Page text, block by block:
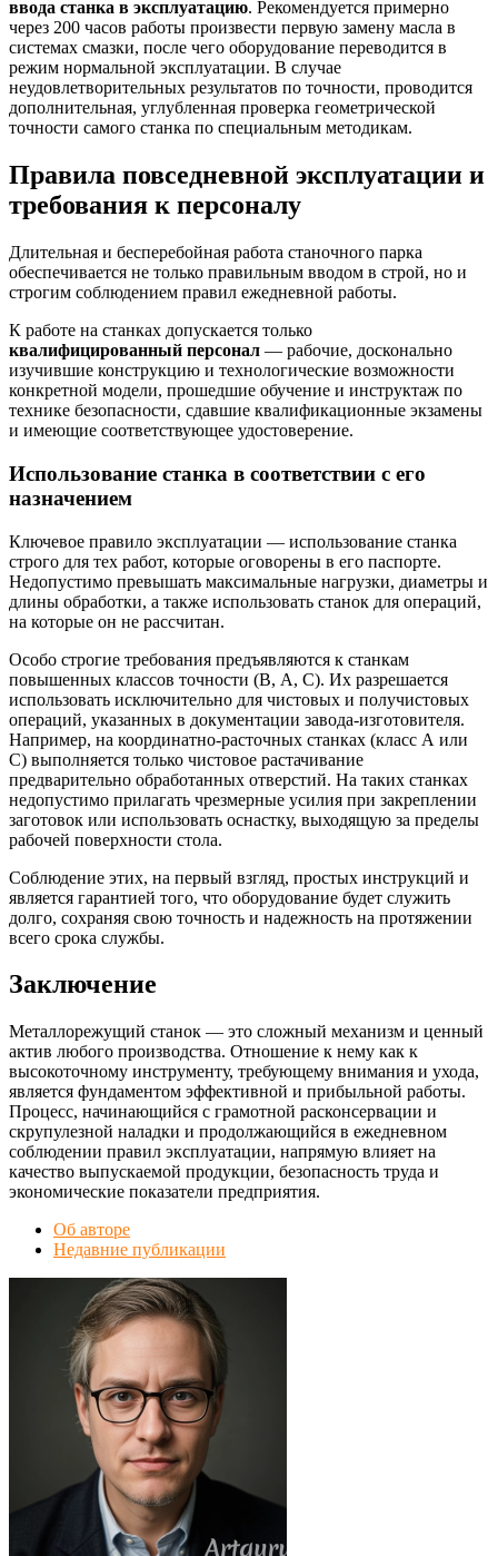
ввода станка в эксплуатацию. Рекомендуется примерно
через 200 часов работы произвести первую замену масла в
системах смазки, после чего оборудование переводится в
режим нормальной эксплуатации. В случае
неудовлетворительных результатов по точности, проводится
дополнительная, углубленная проверка геометрической
точности самого станка по специальным методикам.
Правила повседневной эксплуатации и
требования к персоналу
Длительная и бесперебойная работа станочного парка
обеспечивается не только правильным вводом в строй, но и
строгим соблюдением правил ежедневной работы.
К работе на станках допускается только
квалифицированный персонал — рабочие, досконально
изучившие конструкцию и технологические возможности
конкретной модели, прошедшие обучение и инструктаж по
технике безопасности, сдавшие квалификационные экзамены
и имеющие соответствующее удостоверение.
Использование станка в соответствии с его
назначением
Ключевое правило эксплуатации — использование станка
строго для тех работ, которые оговорены в его паспорте.
Недопустимо превышать максимальные нагрузки, диаметры и
длины обработки, а также использовать станок для операций,
на которые он не рассчитан.
Особо строгие требования предъявляются к станкам
повышенных классов точности (В, А, С). Их разрешается
использовать исключительно для чистовых и получистовых
операций, указанных в документации завода-изготовителя.
Например, на координатно-расточных станках (класс А или
С) выполняется только чистовое растачивание
предварительно обработанных отверстий. На таких станках
недопустимо прилагать чрезмерные усилия при закреплении
заготовок или использовать оснастку, выходящую за пределы
рабочей поверхности стола.
Соблюдение этих, на первый взгляд, простых инструкций и
является гарантией того, что оборудование будет служить
долго, сохраняя свою точность и надежность на протяжении
всего срока службы.
Заключение
Металлорежущий станок — это сложный механизм и ценный
актив любого производства. Отношение к нему как к
высокоточному инструменту, требующему внимания и ухода,
является фундаментом эффективной и прибыльной работы.
Процесс, начинающийся с грамотной расконсервации и
скрупулезной наладки и продолжающийся в ежедневном
соблюдении правил эксплуатации, напрямую влияет на
качество выпускаемой продукции, безопасность труда и
экономические показатели предприятия.
Об авторе
Недавние публикации